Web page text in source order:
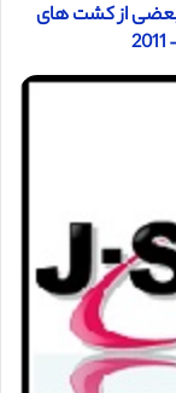
بعضی از کشت های